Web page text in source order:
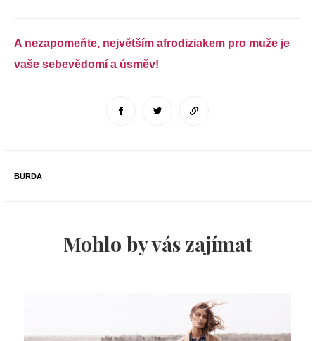
A nezapomeňte, největším afrodiziakem pro muže je
vaše sebevědomí a úsměv!
BURDA
Mohlo by vás zajímat